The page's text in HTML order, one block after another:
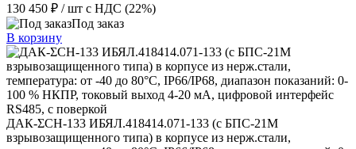
130 450 ₽ / шт с НДС (22%)
Под заказ
В корзину
ДАК-ƩСН-133 ИБЯЛ.418414.071-133 (с БПС-21М
взрывозащищенного типа) в корпусе из нерж.стали,